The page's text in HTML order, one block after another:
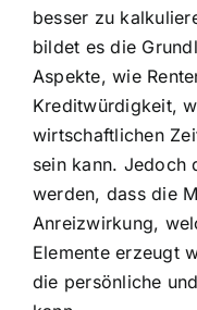
besser zu
bildet es die
Aspekte, wie
Kreditwürdigkeit,
wirtschaftlichen
sein kann. Jedoch
werden, dass die
Anreizwirkung,
Elemente erzeugt
die persönliche